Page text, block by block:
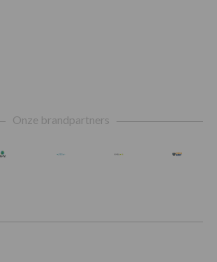
Onze brandpartners